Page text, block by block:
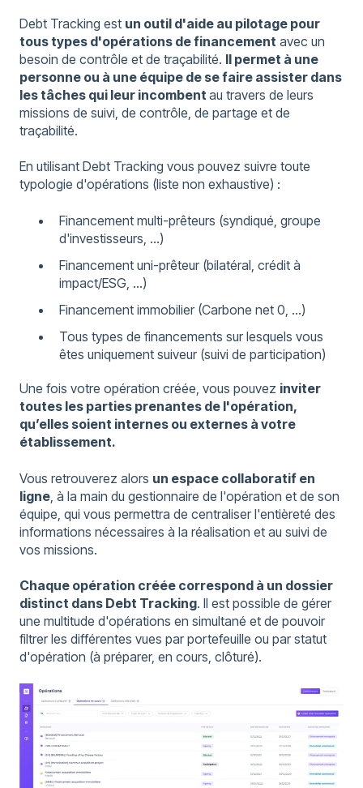
Debt Tracking est un outil d'aide au pilotage pour
tous types d'opérations de financement avec un
besoin de contrôle et de traçabilité. Il permet à une
personne ou à une équipe de se faire assister dans
les tâches qui leur incombent au travers de leurs
missions de suivi, de contrôle, de partage et de
traçabilité.
En utilisant Debt Tracking vous pouvez suivre toute
typologie d'opérations (liste non exhaustive) :
Financement multi-prêteurs (syndiqué, groupe
d'investisseurs, ...)
Financement uni-prêteur (bilatéral, crédit à
impact/ESG, ...)
Financement immobilier (Carbone net 0, ...)
Tous types de financements sur lesquels vous
êtes uniquement suiveur (suivi de participation)
Une fois votre opération créée, vous pouvez inviter
toutes les parties prenantes de l'opération,
qu’elles soient internes ou externes à votre
établissement.
Vous retrouverez alors un espace collaboratif en
ligne , à la main du gestionnaire de l'opération et de son
équipe, qui vous permettra de centraliser l'entièreté des
informations nécessaires à la réalisation et au suivi de
vos missions.
Chaque opération créée correspond à un dossier
distinct dans Debt Tracking. Il est possible de gérer
une multitude d'opérations en simultané et de pouvoir
filtrer les différentes vues par portefeuille ou par statut
d'opération (à préparer, en cours, clôturé).